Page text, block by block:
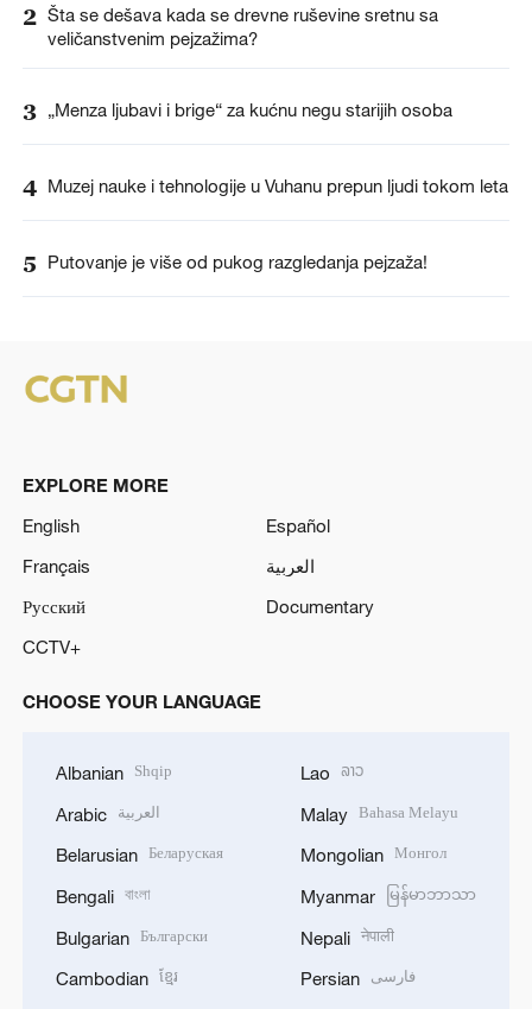
2 Šta se dešava kada se drevne ruševine sretnu sa
veličanstvenim pejzažima?
3 „Menza ljubavi i brige“ za kućnu negu starijih osoba
4 Muzej nauke i tehnologije u Vuhanu prepun ljudi tokom leta
5 Putovanje je više od pukog razgledanja pejzaža!
EXPLORE MORE
English
Español
Français
العربية
Русский
Documentary
CCTV+
CHOOSE YOUR LANGUAGE
Albanian Shqip
Arabic العربية
Belarusian Беларуская
Bengali বাংলা
Bulgarian Български
Cambodian ខ្មែរ
Lao ລາວ
Malay Bahasa Melayu
Mongolian Монгол
Myanmar မြန်မာဘာသာ
Nepali नेपाली
Persian فارسی